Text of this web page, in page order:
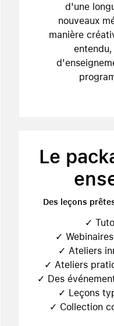
d'une
nouveaux
manière
Le
Des leçons
✓
✓
✓ Ateliers
✓ Ateliers
✓ Des
✓ Leçons
✓ Collection